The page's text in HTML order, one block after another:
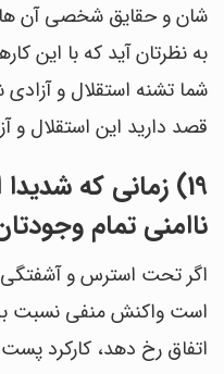
شان و حقایق شخصی آن ها
به نظرتان آید که با این
شما تشنه استقلال و
قصد دارید این استقلال و
19) زمانی که
ناامنی تمام
اگر تحت استرس و آشفتگی
است واکنش منفی نسبت
اتفاق رخ دهد، کارکرد